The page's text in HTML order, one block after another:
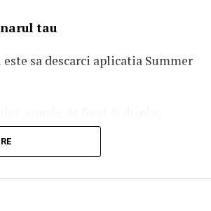
tau
sa descarci aplicatia Summer
achizitionate online. Activeaza